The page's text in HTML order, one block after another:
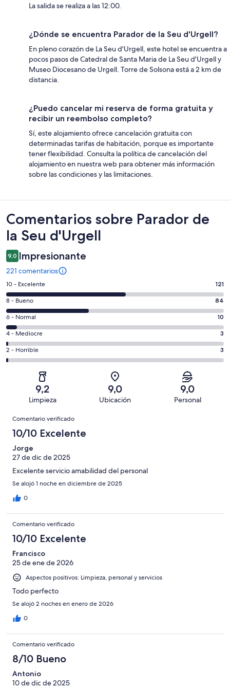
La salida se realiza a las 12:00.
¿Dónde se encuentra Parador de la Seu d'Urgell?
En pleno corazón de La Seu d'Urgell, este hotel se encuentra a
pocos pasos de Catedral de Santa Maria de La Seu d'Urgell y
Museo Diocesano de Urgell. Torre de Solsona está a 2 km de
distancia.
¿Puedo cancelar mi reserva de forma gratuita y
recibir un reembolso completo?
Sí, este alojamiento ofrece cancelación gratuita con
determinadas tarifas de habitación, porque es importante
tener flexibilidad. Consulta la política de cancelación del
alojamiento en nuestra web para obtener más información
sobre las condiciones y las limitaciones.
Comentarios
Comentarios sobre Parador de
la Seu d'Urgell
9,0 Impresionante
221 comentarios
121
comentarios
de
un
total
de
221
con
puntuación
10 - Excelente 121
84
comentarios
de
un
total
de
221
puntuación
Bueno
8 - Bueno 84
10
comentarios
de
un
total
puntuación
Normal
6 - Normal 10
3
comentarios
de
una
puntuación
Mediocre
4 - Mediocre 3
3
comentarios
221
una
puntuación
de
Horrible
2 - Horrible 3
9,2
Limpieza
9,0
Ubicación
9,0
Personal
Comentarios
Comentario verificado
10/10 Excelente
Jorge
27 de dic de 2025
Excelente servicio amabilidad del personal
Se alojó 1 noche en diciembre de 2025
0
Comentario verificado
10/10 Excelente
Francisco
25 de ene de 2026
Aspectos positivos: Limpieza, personal y servicios
Todo perfecto
Se alojó 2 noches en enero de 2026
0
Comentario verificado
8/10 Bueno
Antonio
10 de dic de 2025